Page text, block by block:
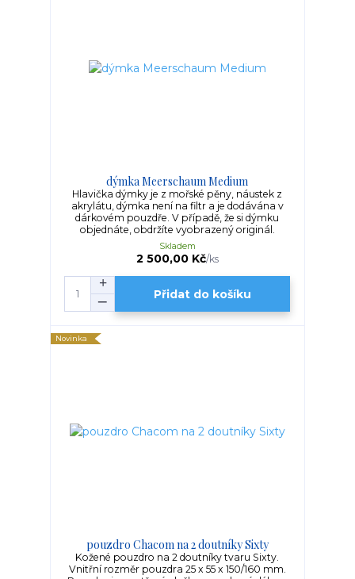
dýmka Meerschaum Medium
Hlavička dýmky je z mořské pěny, náustek z
akrylátu, dýmka není na filtr a je dodávána v
dárkovém pouzdře. V případě, že si dýmku
objednáte, obdržíte vyobrazený originál.
2 500,00 Kč/ks
Skladem
Přidat do košíku
Novinka
pouzdro Chacom na 2 doutníky Sixty
Kožené pouzdro na 2 doutníky tvaru Sixty.
Vnitřní rozměr pouzdra 25 x 55 x 150/160 mm.